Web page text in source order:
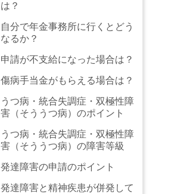
は？
自分で年金事務所に行くとどう
なるか？
申請が不支給になった場合は？
傷病手当金がもらえる場合は？
うつ病・統合失調症・双極性障
害（そううつ病）のポイント
うつ病・統合失調症・双極性障
害（そううつ病）の障害等級
発達障害の申請のポイント
発達障害と精神疾患が併発して